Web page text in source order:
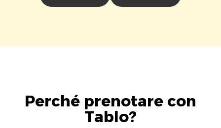
Perché prenotare con
Tablo?